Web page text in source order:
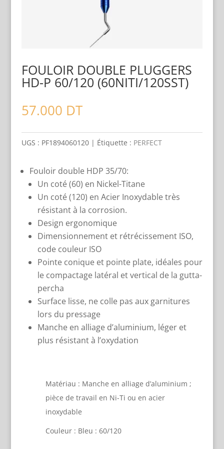
FOULOIR DOUBLE PLUGGERS
HD-P 60/120 (60NITI/120SST)
57.000 DT
UGS : PF1894060120 Étiquette : PERFECT
Fouloir double HDP 35/70:
Un coté (60) en Nickel-Titane
Un coté (120) en Acier Inoxydable très
résistant à la corrosion.
Design ergonomique
Dimensionnement et rétrécissement ISO,
code couleur ISO
Pointe conique et pointe plate, idéales pour
le compactage latéral et vertical de la gutta-
percha
Surface lisse, ne colle pas aux garnitures
lors du pressage
Manche en alliage d’aluminium, léger et
plus résistant à l’oxydation
Matériau : Manche en alliage d’aluminium ;
pièce de travail en Ni-Ti ou en acier
inoxydable
Couleur : Bleu : 60/120